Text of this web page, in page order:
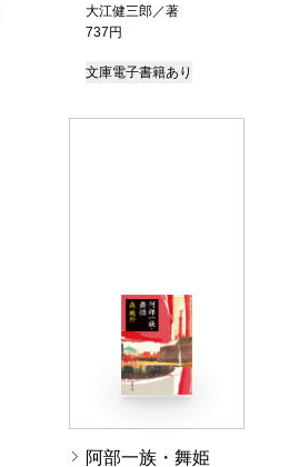
大江健三郎／著
737円
文庫電子書籍あり
阿部一族・舞姫